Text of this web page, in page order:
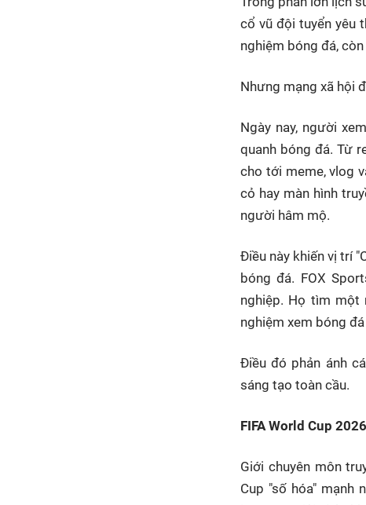
cổ vũ đội tuyển yêu
nghiệm bóng đá,
Nhưng mạng xã hội
Ngày nay, người
quanh bóng đá. Từ
cho tới meme, vlog
cỏ hay màn hình
người hâm mộ.
Điều này khiến vị trí
bóng đá. FOX
nghiệp. Họ tìm một
nghiệm xem bóng
Điều đó phản ánh
sáng tạo toàn cầu.
FIFA World Cup
Giới chuyên môn
Cup "số hóa" mạnh